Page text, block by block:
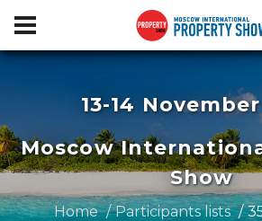
13-14
Moscow
Show
Home Participants lists